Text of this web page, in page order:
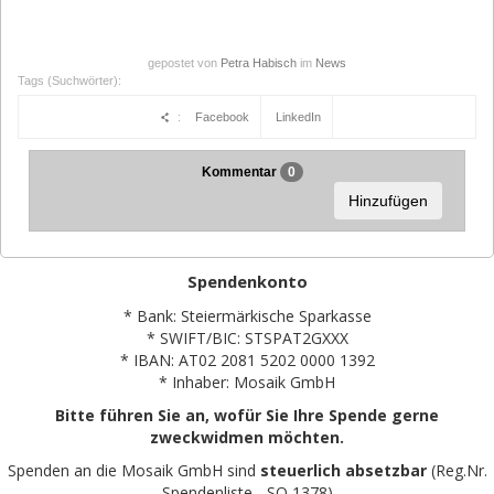
gepostet von Petra Habisch im News
Tags (Suchwörter):
: Facebook LinkedIn
Kommentar 0
Hinzufügen
Spendenkonto
* Bank: Steiermärkische Sparkasse
* SWIFT/BIC: STSPAT2GXXX
* IBAN: AT02 2081 5202 0000 1392
* Inhaber: Mosaik GmbH
Bitte führen Sie an, wofür Sie Ihre Spende gerne
zweckwidmen möchten.
Spenden an die Mosaik GmbH sind steuerlich absetzbar(Reg.Nr.